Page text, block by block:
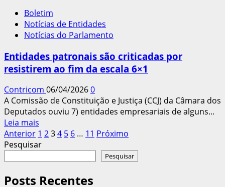
diz
que
há
política
de
o
fim
da
escala
6×1
Boletim
Notícias de Entidades
Notícias do Parlamento
Entidades patronais são criticadas por
resistirem ao fim da escala 6×1
Contricom 06/04/20260
A Comissão de Constituição e Justiça (CCJ) da Câmara dos
Deputados ouviu 7) entidades empresariais de alguns...
Leia mais
mais
sobre
são
Paginação
dos
Anterior 1 234 5 6 … 11 Próximo
Pesquisar
Pesquisar
Posts Recentes